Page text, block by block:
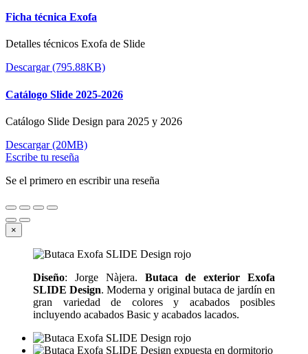
Ficha técnica Exofa
Detalles técnicos Exofa de Slide
Descargar (795.88KB)
Catálogo Slide 2025-2026
Catálogo Slide Design para 2025 y 2026
Descargar (20MB)
Escribe tu reseña
Se el primero en escribir una reseña
×
Diseño: Jorge Nàjera. Butaca de exterior Exofa
SLIDE Design. Moderna y original butaca de jardín en
gran variedad de colores y acabados posibles
incluyendo acabados Basic y acabados lacados.